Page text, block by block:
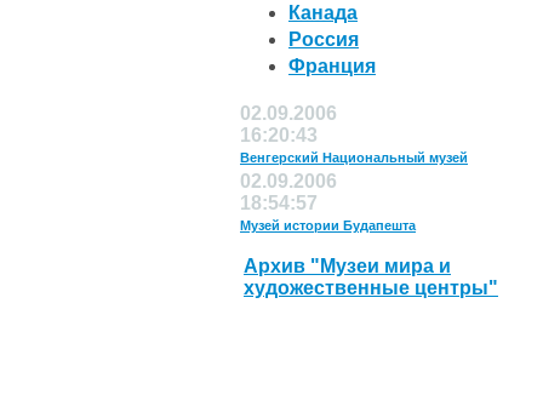
Канада
Россия
Франция
02.09.2006
16:20:43
Венгерский Национальный музей
02.09.2006
18:54:57
Музей истории Будапешта
Архив "Музеи мира и
художественные центры"